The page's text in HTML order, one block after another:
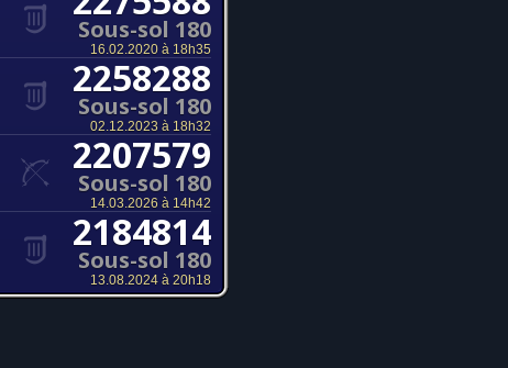
Sous-sol 180
16.02.2020 à 18h35
2258288
Sous-sol 180
02.12.2023 à 18h32
2207579
Sous-sol 180
14.03.2026 à 14h42
2184814
Sous-sol 180
13.08.2024 à 20h18